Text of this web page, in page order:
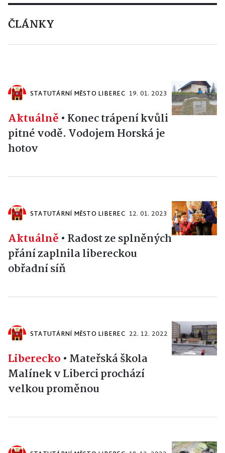
ČLÁNKY
STATUTÁRNÍ MĚSTO LIBEREC 19. 01. 2023
Aktuálně • Konec trápení kvůli
pitné vodě. Vodojem Horská je
hotov
STATUTÁRNÍ MĚSTO LIBEREC 12. 01. 2023
Aktuálně • Radost ze splněných
přání zaplnila libereckou
obřadní síň
STATUTÁRNÍ MĚSTO LIBEREC 22. 12. 2022
Liberecko • Mateřská škola
Malínek v Liberci prochází
velkou proměnou